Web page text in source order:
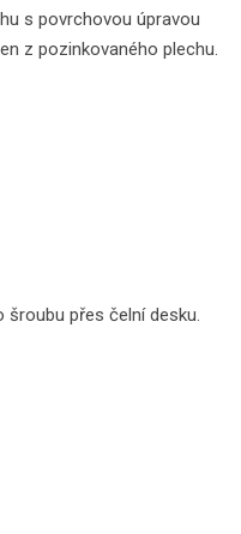
s povrchovou úpravou
z pozinkovaného plechu.
přes čelní desku.